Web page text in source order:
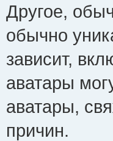
Другое,
обычно
зависит,
аватары
аватары,
причин.